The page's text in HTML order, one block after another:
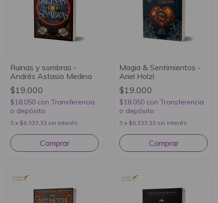
Ruinas y sombras -
Andrés Astasio Medina
$19.000
$18.050 con Transferencia
o depósito
3 x $6.333,33 sin interés
Magia & Sentimientos -
Ariel Holzl
$19.000
$18.050 con Transferencia
o depósito
3 x $6.333,33 sin interés